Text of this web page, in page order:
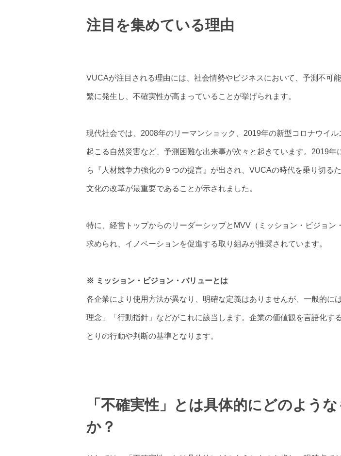
注目を集めている理由
VUCAが注目される理由には、社会情勢やビジネスにおいて、予測不可
繁に発生し、不確実性が高まっていることが挙げられます。
現代社会では、2008年のリーマンショック、2019年の新型コロナウイ
起こる自然災害など、予測困難な出来事が次々と起きています。2019年
ら『人材競争力強化の９つの提言』が出され、VUCAの時代を乗り切る
文化の改革が最重要であることが示されました。
特に、経営トップからのリーダーシップとMVV（ミッション・ビジョン
求められ、イノベーションを促進する取り組みが推奨されています。
※ ミッション・ビジョン・バリューとは
各企業により使用方法が異なり、明確な定義はありませんが、一般的に
理念」「行動指針」などがこれに該当します。企業の価値観を言語化す
とりの行動や判断の基準となります。
「不確実性」とは具体的にどのよう
か？